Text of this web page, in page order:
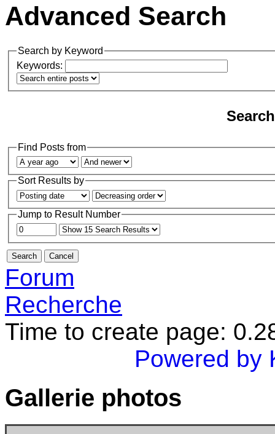
Advanced Search
Search by Keyword
Keywords:
Find Posts from
Sort Results by
Jump to Result Number
Forum
Recherche
Time to create page:
Powered by
Gallerie photos